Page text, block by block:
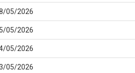
05/2026
05/2026
05/2026
05/2026